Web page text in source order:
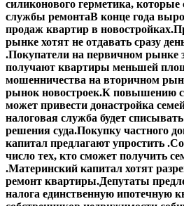
силиконового герметика,
службы ремонтаВ конце года
продаж квартир в новостройках.
рынке хотят не отдавать сразу
.Покупатели на первичном рынке
получают квартиры меньшей
мошенничества на вторичном
рынок новостроек.К повышению
может привести донастройка
налоговая служба будет
решения суда.Покупку частного
капитал предлагают упростить .
число тех, кто сможет получить
.Материнский капитал хотят
ремонт квартиры.Депутаты
налога единственную ипотечную